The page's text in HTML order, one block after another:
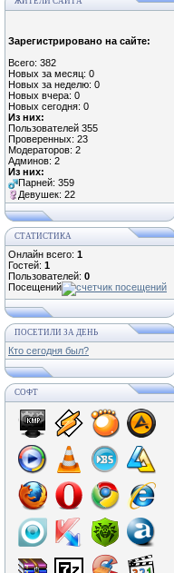
Зарегистрировано на сайте:
Всего: 382
Новых за месяц: 0
Новых за неделю: 0
Новых вчера: 0
Новых сегодня: 0
Из них:
Пользователей 355
Проверенных: 23
Модераторов: 2
Админов: 2
Из них:
Парней: 359
Девушек: 22
СТАТИСТИКА
Онлайн всего: 1
Гостей: 1
Пользователей: 0
Посещений
ПОСЕТИЛИ ЗА ДЕНЬ
Кто сегодня был?
СОФТ